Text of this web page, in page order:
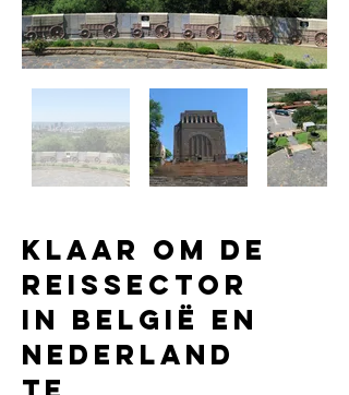
Klaar om de
reissector
in België en
Nederland